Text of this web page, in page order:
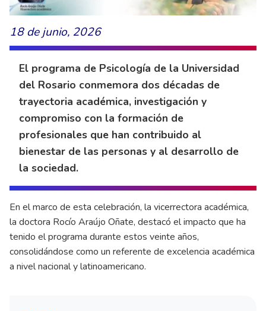
18 de junio, 2026
El programa de Psicología de la Universidad
del Rosario conmemora dos décadas de
trayectoria académica, investigación y
compromiso con la formación de
profesionales que han contribuido al
bienestar de las personas y al desarrollo de
la sociedad.
En el marco de esta celebración, la vicerrectora académica,
la doctora Rocío Araújo Oñate, destacó el impacto que ha
tenido el programa durante estos veinte años,
consolidándose como un referente de excelencia académica
a nivel nacional y latinoamericano.